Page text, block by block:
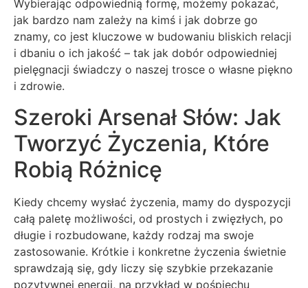
Wybierając odpowiednią formę, możemy pokazać,
jak bardzo nam zależy na kimś i jak dobrze go
znamy, co jest kluczowe w budowaniu bliskich relacji
i dbaniu o ich jakość – tak jak dobór odpowiedniej
pielęgnacji świadczy o naszej trosce o własne piękno
i zdrowie.
Szeroki Arsenał Słów: Jak
Tworzyć Życzenia, Które
Robią Różnicę
Kiedy chcemy wysłać życzenia, mamy do dyspozycji
całą paletę możliwości, od prostych i zwięzłych, po
długie i rozbudowane, każdy rodzaj ma swoje
zastosowanie. Krótkie i konkretne życzenia świetnie
sprawdzają się, gdy liczy się szybkie przekazanie
pozytywnej energii, na przykład w pośpiechu